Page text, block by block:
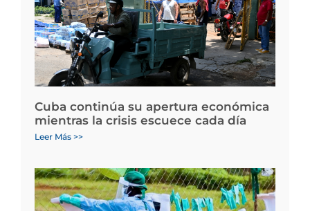
Cuba continúa su apertura económica
mientras la crisis escuece cada día
Leer Más >>